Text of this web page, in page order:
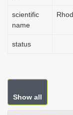
scientific
name
status
Show all